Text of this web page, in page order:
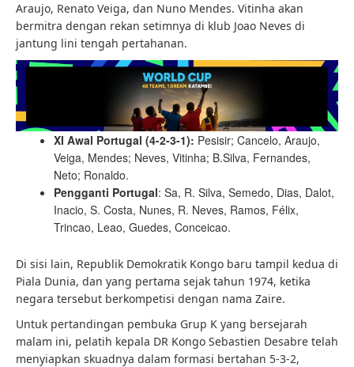
Araujo, Renato Veiga, dan Nuno Mendes. Vitinha akan
bermitra dengan rekan setimnya di klub Joao Neves di
jantung lini tengah pertahanan.
XI Awal Portugal (4-2-3-1): Pesisir; Cancelo, Araujo,
Veiga, Mendes; Neves, Vitinha; B.Silva, Fernandes,
Neto; Ronaldo.
Pengganti Portugal: Sa, R. Silva, Semedo, Dias, Dalot,
Inacio, S. Costa, Nunes, R. Neves, Ramos, Félix,
Trincao, Leao, Guedes, Conceicao.
Di sisi lain, Republik Demokratik Kongo baru tampil kedua di
Piala Dunia, dan yang pertama sejak tahun 1974, ketika
negara tersebut berkompetisi dengan nama Zaire.
Untuk pertandingan pembuka Grup K yang bersejarah
malam ini, pelatih kepala DR Kongo Sebastien Desabre telah
menyiapkan skuadnya dalam formasi bertahan 5-3-2,